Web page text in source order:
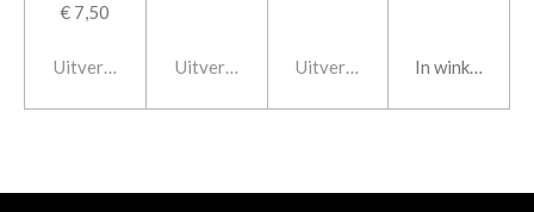
€ 7,50
Uitverkocht Uitverkocht Uitverkocht In